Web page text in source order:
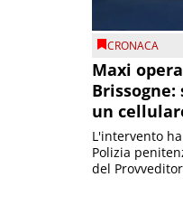
CRONACA
Maxi
un
L'intervento
Polizia
del